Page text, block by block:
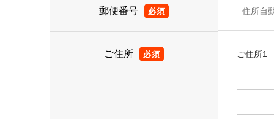
郵便番号 必須
ご住所 必須 ご住所1